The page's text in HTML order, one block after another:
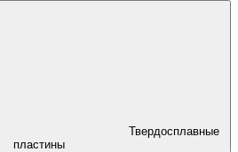
Твердосплавные
пластины